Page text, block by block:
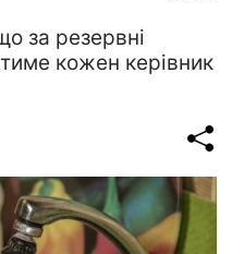
за резервні
кожен керівник